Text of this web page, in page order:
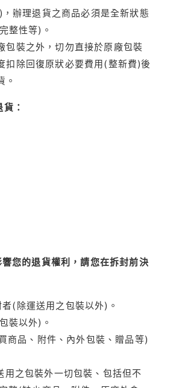
辦理退貨之商品必須是全新狀態
整性等)。
包裝之外，切勿直接於原廠包裝
扣除回復原狀必要費用(整新費)後
。
：
您的退貨權利，請您在拆封前決
(除運送用之包裝以外)。
裝以外)。
商品、附件、內外包裝、贈品等)
之包裝外一切包裝、包括但不